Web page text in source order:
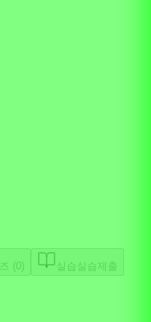
(0 ) 실습실습제출